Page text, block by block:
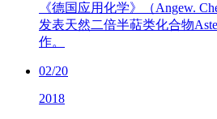
《德国应用化学》（Angew.
发表天然二倍半萜类化合物
作。
02/20
2018